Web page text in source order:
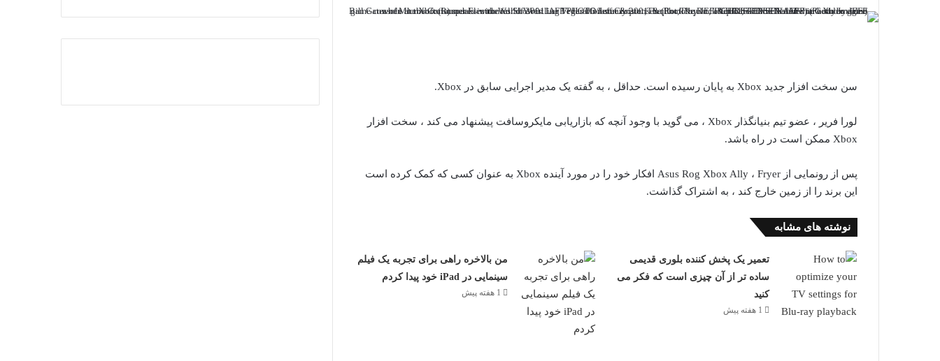
سن سخت افزار جدید Xbox به پایان رسیده است. حداقل ، به گفته یک مدیر اجرایی سابق در Xbox.
لورا فریر ، عضو تیم بنیانگذار Xbox ، می گوید با وجود آنچه که بازاریابی مایکروسافت پیشنهاد می کند ، سخت افزار
Xbox ممکن است در راه باشد.
پس از رونمایی از Asus Rog Xbox Ally ، Fryer افکار خود را در مورد آینده Xbox به عنوان کسی که کمک کرده است
این برند را از زمین خارج کند ، به اشتراک گذاشت.
نوشته های مشابه
تعمیر یک پخش کننده بلوری قدیمی
ساده تر از آن چیزی است که فکر می
کنید
1 هفته پیش
من بالاخره راهی برای تجربه یک فیلم
سینمایی در iPad خود پیدا کردم
1 هفته پیش